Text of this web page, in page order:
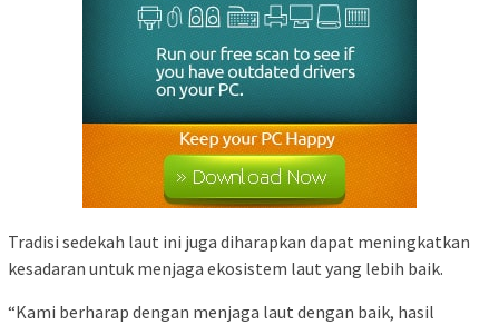
Tradisi sedekah laut ini juga diharapkan dapat meningkatkan
kesadaran untuk menjaga ekosistem laut yang lebih baik.
“Kami berharap dengan menjaga laut dengan baik, hasil